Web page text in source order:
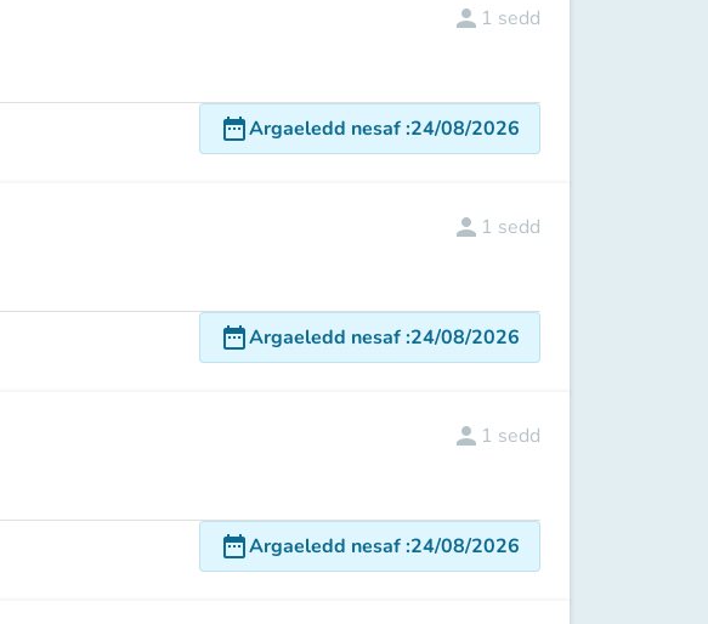
person 1 sedd
date_rangeArgaeledd nesaf:24/08/2026
person 1 sedd
date_rangeArgaeledd nesaf:24/08/2026
person 1 sedd
date_rangeArgaeledd nesaf:24/08/2026